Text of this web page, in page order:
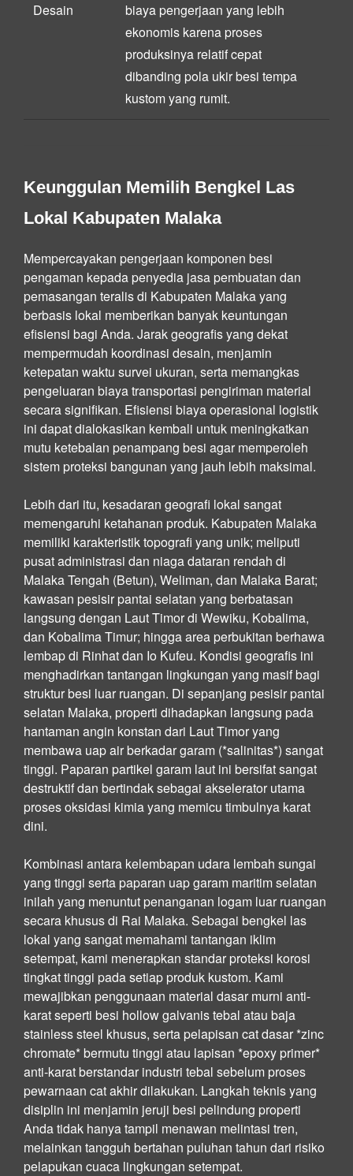
Desain
biaya pengerjaan yang lebih
ekonomis karena proses
produksinya relatif cepat
dibanding pola ukir besi tempa
kustom yang rumit.
Keunggulan Memilih Bengkel Las
Lokal Kabupaten Malaka
Mempercayakan pengerjaan komponen besi
pengaman kepada penyedia jasa pembuatan dan
pemasangan teralis di Kabupaten Malaka yang
berbasis lokal memberikan banyak keuntungan
efisiensi bagi Anda. Jarak geografis yang dekat
mempermudah koordinasi desain, menjamin
ketepatan waktu survei ukuran, serta memangkas
pengeluaran biaya transportasi pengiriman material
secara signifikan. Efisiensi biaya operasional logistik
ini dapat dialokasikan kembali untuk meningkatkan
mutu ketebalan penampang besi agar memperoleh
sistem proteksi bangunan yang jauh lebih maksimal.
Lebih dari itu, kesadaran geografi lokal sangat
memengaruhi ketahanan produk. Kabupaten Malaka
memiliki karakteristik topografi yang unik; meliputi
pusat administrasi dan niaga dataran rendah di
Malaka Tengah (Betun), Weliman, dan Malaka Barat;
kawasan pesisir pantai selatan yang berbatasan
langsung dengan Laut Timor di Wewiku, Kobalima,
dan Kobalima Timur; hingga area perbukitan berhawa
lembap di Rinhat dan Io Kufeu. Kondisi geografis ini
menghadirkan tantangan lingkungan yang masif bagi
struktur besi luar ruangan. Di sepanjang pesisir pantai
selatan Malaka, properti dihadapkan langsung pada
hantaman angin konstan dari Laut Timor yang
membawa uap air berkadar garam (*salinitas*) sangat
tinggi. Paparan partikel garam laut ini bersifat sangat
destruktif dan bertindak sebagai akselerator utama
proses oksidasi kimia yang memicu timbulnya karat
dini.
Kombinasi antara kelembapan udara lembah sungai
yang tinggi serta paparan uap garam maritim selatan
inilah yang menuntut penanganan logam luar ruangan
secara khusus di Rai Malaka. Sebagai bengkel las
lokal yang sangat memahami tantangan iklim
setempat, kami menerapkan standar proteksi korosi
tingkat tinggi pada setiap produk kustom. Kami
mewajibkan penggunaan material dasar murni anti-
karat seperti besi hollow galvanis tebal atau baja
stainless steel khusus, serta pelapisan cat dasar *zinc
chromate* bermutu tinggi atau lapisan *epoxy primer*
anti-karat berstandar industri tebal sebelum proses
pewarnaan cat akhir dilakukan. Langkah teknis yang
disiplin ini menjamin jeruji besi pelindung properti
Anda tidak hanya tampil menawan melintasi tren,
melainkan tangguh bertahan puluhan tahun dari risiko
pelapukan cuaca lingkungan setempat.